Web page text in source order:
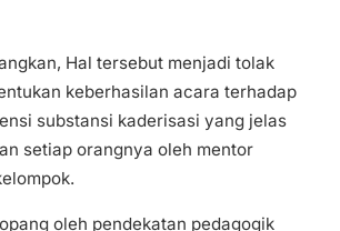
Hal tersebut menjadi tolak
keberhasilan acara terhadap
substansi kaderisasi yang jelas
setiap orangnya oleh mentor
oleh pendekatan pedagogik